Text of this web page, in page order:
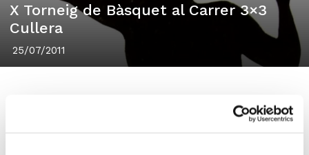
X Torneig de Bàsquet al Carrer 3×3
Cullera
25/07/2011